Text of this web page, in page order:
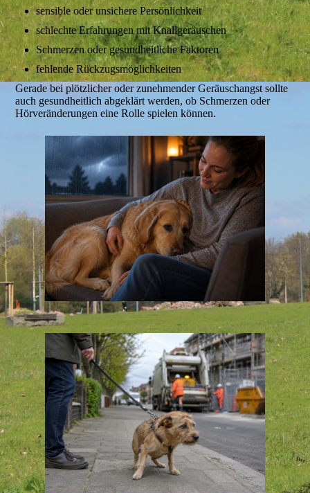
sensible oder unsichere Persönlichkeit
schlechte Erfahrungen mit Knallgeräuschen
Schmerzen oder gesundheitliche Faktoren
fehlende Rückzugsmöglichkeiten
Gerade bei plötzlicher oder zunehmender Geräuschangst sollte
auch gesundheitlich abgeklärt werden, ob Schmerzen oder
Hörveränderungen eine Rolle spielen können.